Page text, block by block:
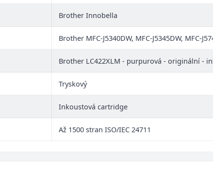
Brother Innobella
Brother MFC-J5340DW, MFC-J5345DW, MFC-
Brother LC422XLM - purpurová - originální -
Tryskový
Inkoustová cartridge
Až 1500 stran ISO/IEC 24711